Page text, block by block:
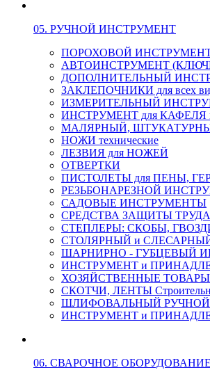
05. РУЧНОЙ ИНСТРУМЕНТ
ПОРОХОВОЙ
АВТОИНСТРУМЕНТ
ДОПОЛНИТЕЛЬНЫЙ
ЗАКЛЕПОЧНИКИ для всех
ИЗМЕРИТЕЛЬНЫЙ
ИНСТРУМЕНТ для КАФЕЛЯ
МАЛЯРНЫЙ,
НОЖИ технические
ЛЕЗВИЯ для НОЖЕЙ
ОТВЕРТКИ
ПИСТОЛЕТЫ для ПЕНЫ,
РЕЗЬБОНАРЕЗНОЙ
САДОВЫЕ ИНСТРУМЕНТЫ
СРЕДСТВА ЗАЩИТЫ ТРУДА
СТЕПЛЕРЫ: СКОБЫ, ГВОЗДИ
СТОЛЯРНЫЙ и
ШАРНИРНО - ГУБЦЕВЫЙ
ИНСТРУМЕНТ и
ХОЗЯЙСТВЕННЫЕ ТОВАРЫ
СКОТЧИ, ЛЕНТЫ
ШЛИФОВАЛЬНЫЙ
ИНСТРУМЕНТ и
06. СВАРОЧНОЕ ОБОРУДОВАНИЕ